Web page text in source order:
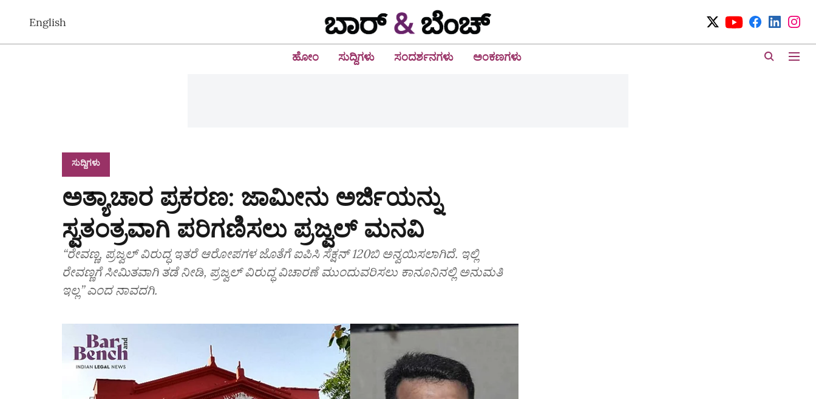
English
ಹೋಂ ಸುದ್ದಿಗಳು ಸಂದರ್ಶನಗಳು ಅಂಕಣಗಳು
ಸುದ್ದಿಗಳು
ಅತ್ಯಾಚಾರ ಪ್ರಕರಣ: ಜಾಮೀನು ಅರ್ಜಿಯನ್ನು
ಸ್ವತಂತ್ರವಾಗಿ ಪರಿಗಣಿಸಲು ಪ್ರಜ್ವಲ್‌ ಮನವಿ
“ರೇವಣ್ಣ, ಪ್ರಜ್ವಲ್‌ ವಿರುದ್ಧ ಇತರೆ ಆರೋಪಗಳ ಜೊತೆಗೆ ಐಪಿಸಿ ಸೆಕ್ಷನ್‌ 120ಬಿ ಅನ್ವಯಿಸಲಾಗಿದೆ. ಇಲ್ಲಿ
ರೇವಣ್ಣಗೆ ಸೀಮಿತವಾಗಿ ತಡೆ ನೀಡಿ, ಪ್ರಜ್ವಲ್‌ ವಿರುದ್ಧ ವಿಚಾರಣೆ ಮುಂದುವರಿಸಲು ಕಾನೂನಿನಲ್ಲಿ ಅನುಮತಿ
ಇಲ್ಲ” ಎಂದ ನಾವದಗಿ.